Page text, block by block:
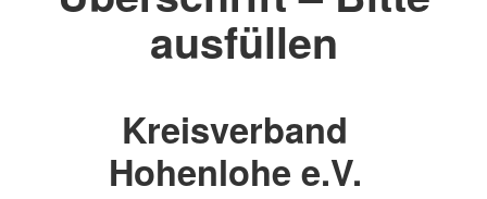
ausfüllen
Kreisverband
Hohenlohe e.V.